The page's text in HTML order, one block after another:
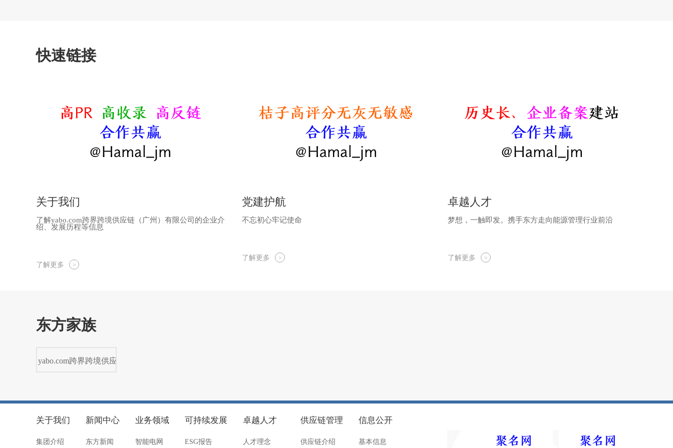
快速链接
关于我们
了解yabo.com跨界跨境供应链（广州）有限公司的企业介
绍、发展历程等信息
了解更多 >
党建护航
不忘初心牢记使命
了解更多 >
卓越人才
梦想，一触即发。携手东方走向能源管理行业前沿
了解更多 >
东方家族
yabo.com跨界跨境供应
关于我们
集团介绍
新闻中心
东方新闻
业务领域
智能电网
可持续发展
ESG报告
卓越人才
人才理念
供应链管理
供应链介绍
信息公开
基本信息